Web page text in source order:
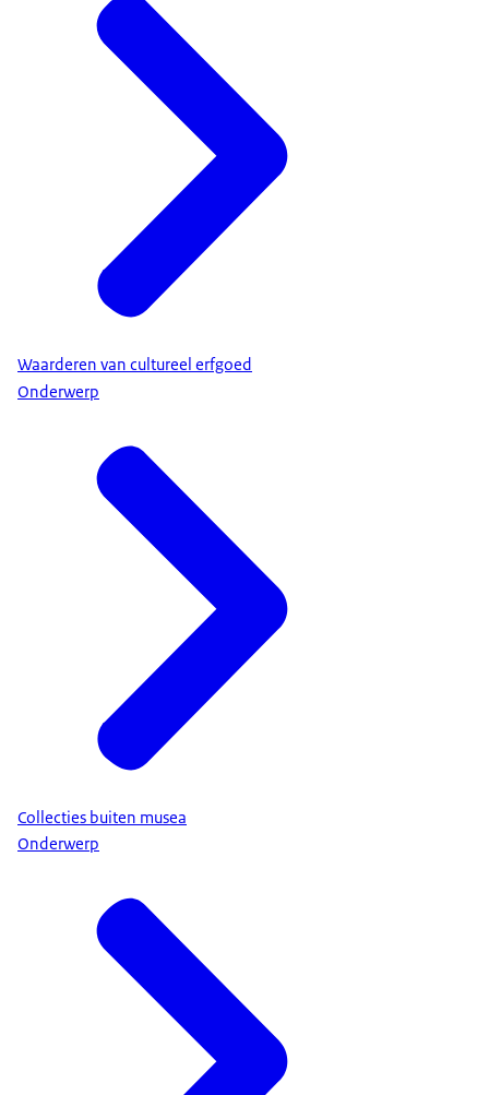
Waarderen van cultureel erfgoed
Onderwerp
Collecties buiten musea
Onderwerp